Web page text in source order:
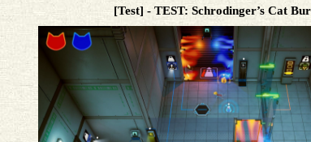
[Test] - TEST: Schrodinger’s Cat